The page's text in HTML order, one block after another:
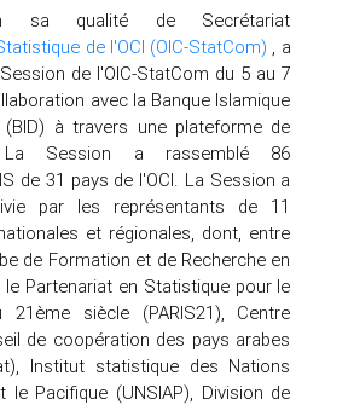
sa qualité de Secrétariat
de l'OCI (OIC-StatCom) , a
de l'OIC-StatCom du 5 au 7
avec la Banque Islamique
(BID) à travers une plateforme de
La Session a rassemblé 86
de 31 pays de l'OCI. La Session a
par les représentants de 11
et régionales, dont, entre
de Formation et de Recherche en
le Partenariat en Statistique pour le
21ème siècle (PARIS21), Centre
de coopération des pays arabes
Institut statistique des Nations
le Pacifique (UNSIAP), Division de